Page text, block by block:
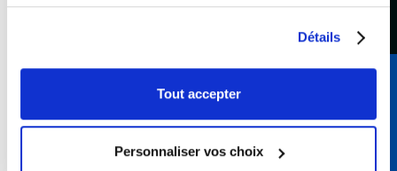
Détails
Tout accepter
Personnaliser vos choix
Abonnez-vous à l’infolettre de
BLEUFEU